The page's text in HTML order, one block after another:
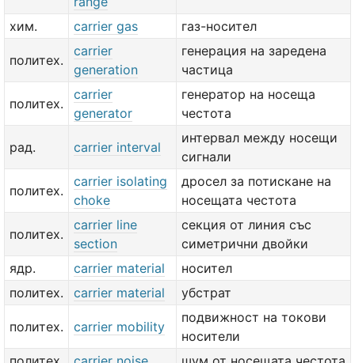
хим. carrier gas газ-носител
политех.
carrier
generation
генерация на заредена
частица
политех.
carrier
generator
генератор на носеща
честота
рад. carrier interval
интервал между носещи
сигнали
политех.
carrier isolating
choke
дросел за потискане на
носещата честота
политех.
carrier line
section
секция от линия със
симетрични двойки
ядр.
carrier material
носител
политех.
carrier material убстрат
политех. carrier mobility
подвижност на токови
носители